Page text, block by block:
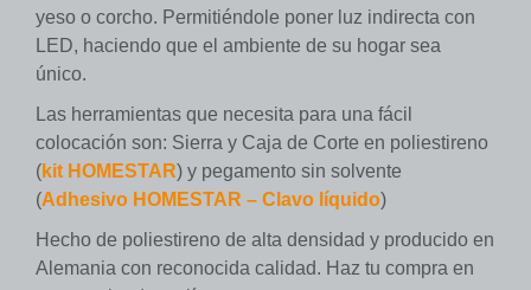
yeso o corcho. Permitiéndole poner luz indirecta con
LED, haciendo que el ambiente de su hogar sea
único.
Las herramientas que necesita para una fácil
colocación son: Sierra y Caja de Corte en poliestireno
(kit HOMESTAR) y pegamento sin solvente
(Adhesivo HOMESTAR – Clavo líquido)
Hecho de poliestireno de alta densidad y producido en
Alemania con reconocida calidad. Haz tu compra en